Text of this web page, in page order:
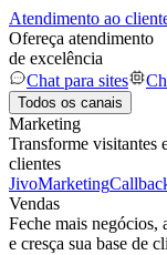
Atendimento ao
Ofereça atendimento
de excelência
Chat para sites
Todos os canais
Marketing
Transforme visitantes
clientes
JivoMarketing
Vendas
Feche mais negócios,
e cresça sua base de